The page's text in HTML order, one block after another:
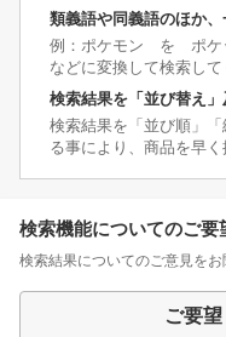
類義語や同義語のほか
例：ポケモン を ポケ
などに変換して検索して
検索結果を「並び替え
検索結果を「並び順」
る事により、商品を早く
検索機能についてのご要
検索結果についてのご意見をお
ご要